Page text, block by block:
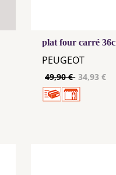
plat four carré
PEUGEOT
49,90 € 34,93 €